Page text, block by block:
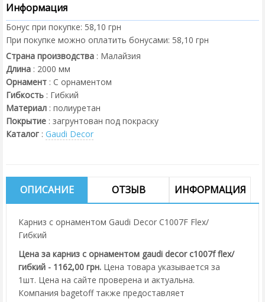
Информация
Бонус при покупке: 58,10 грн
При покупке можно оплатить бонусами: 58,10 грн
Страна производства : Малайзия
Длина : 2000 мм
Орнамент : С орнаментом
Гибкость : Гибкий
Материал : полиуретан
Покрытие : загрунтован под покраску
Каталог : Gaudi Decor
ОПИСАНИЕ ОТЗЫВ ИНФОРМАЦИЯ
Карниз с орнаментом Gaudi Decor C1007F Flex/
Гибкий
Цена за карниз с орнаментом gaudi decor c1007f flex/
гибкий - 1162,00 грн. Цена товара указывается за
1шт. Цена на сайте проверена и актуальна.
Компания bagetoff также предоставляет